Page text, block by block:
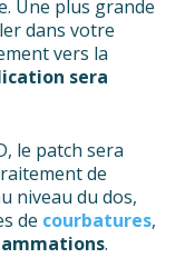
Une plus grande
dans votre
vers la
sera
le patch sera
de
niveau du dos,
de courbatures,
.